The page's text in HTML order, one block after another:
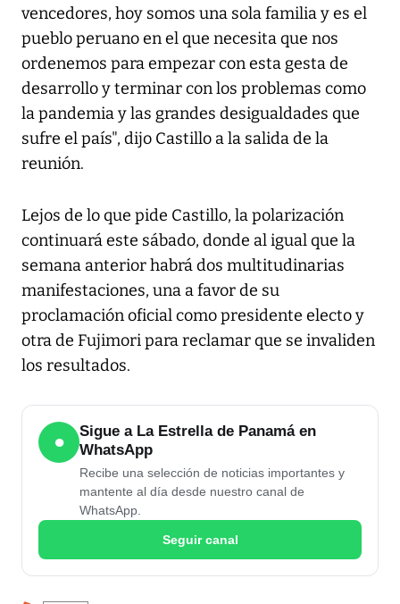
vencedores, hoy somos una sola familia y es el
pueblo peruano en el que necesita que nos
ordenemos para empezar con esta gesta de
desarrollo y terminar con los problemas como
la pandemia y las grandes desigualdades que
sufre el país", dijo Castillo a la salida de la
reunión.
Lejos de lo que pide Castillo, la polarización
continuará este sábado, donde al igual que la
semana anterior habrá dos multitudinarias
manifestaciones, una a favor de su
proclamación oficial como presidente electo y
otra de Fujimori para reclamar que se invaliden
los resultados.
●
Sigue a La Estrella de Panamá en
WhatsApp
Recibe una selección de noticias importantes y
mantente al día desde nuestro canal de
WhatsApp.
Seguir canal